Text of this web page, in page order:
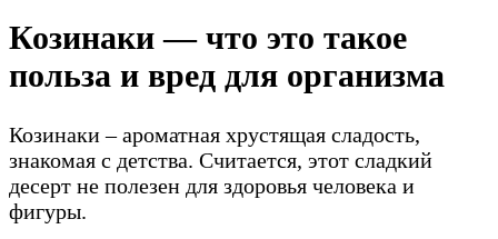
Козинаки — что это такое
польза и вред для организма
Козинаки – ароматная хрустящая сладость,
знакомая с детства. Считается, этот сладкий
десерт не полезен для здоровья человека и
фигуры.